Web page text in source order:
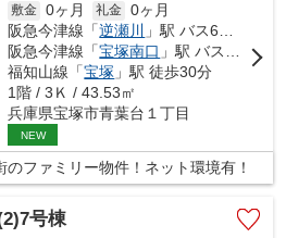
敷金 0ヶ月 礼金 0ヶ月
阪急今津線「逆瀬川
」駅 バス6分 「宝松苑」 停歩2分
阪急今津線「宝塚南口 」駅 バス12分 「宝松苑」 停歩3分
福知山線「宝塚 」駅 徒歩30分
1階 / 3Ｋ / 43.53㎡
兵庫県宝塚市青葉台１丁目
NEW
ファミリー物件！ネット環境有！
号棟